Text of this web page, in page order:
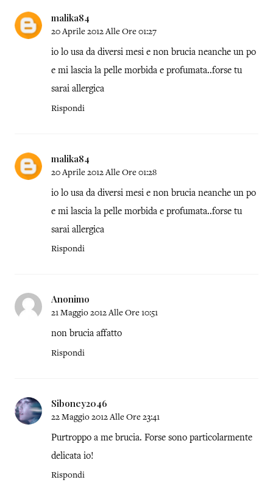
malika84
20 Aprile 2012 Alle Ore 01:27
io lo usa da diversi mesi e non brucia neanche un po
e mi lascia la pelle morbida e profumata..forse tu
sarai allergica
Rispondi
malika84
20 Aprile 2012 Alle Ore 01:28
io lo usa da diversi mesi e non brucia neanche un po
e mi lascia la pelle morbida e profumata..forse tu
sarai allergica
Rispondi
Anonimo
21 Maggio 2012 Alle Ore 10:51
non brucia affatto
Rispondi
Siboney2046
22 Maggio 2012 Alle Ore 23:41
Purtroppo a me brucia. Forse sono particolarmente
delicata io!
Rispondi